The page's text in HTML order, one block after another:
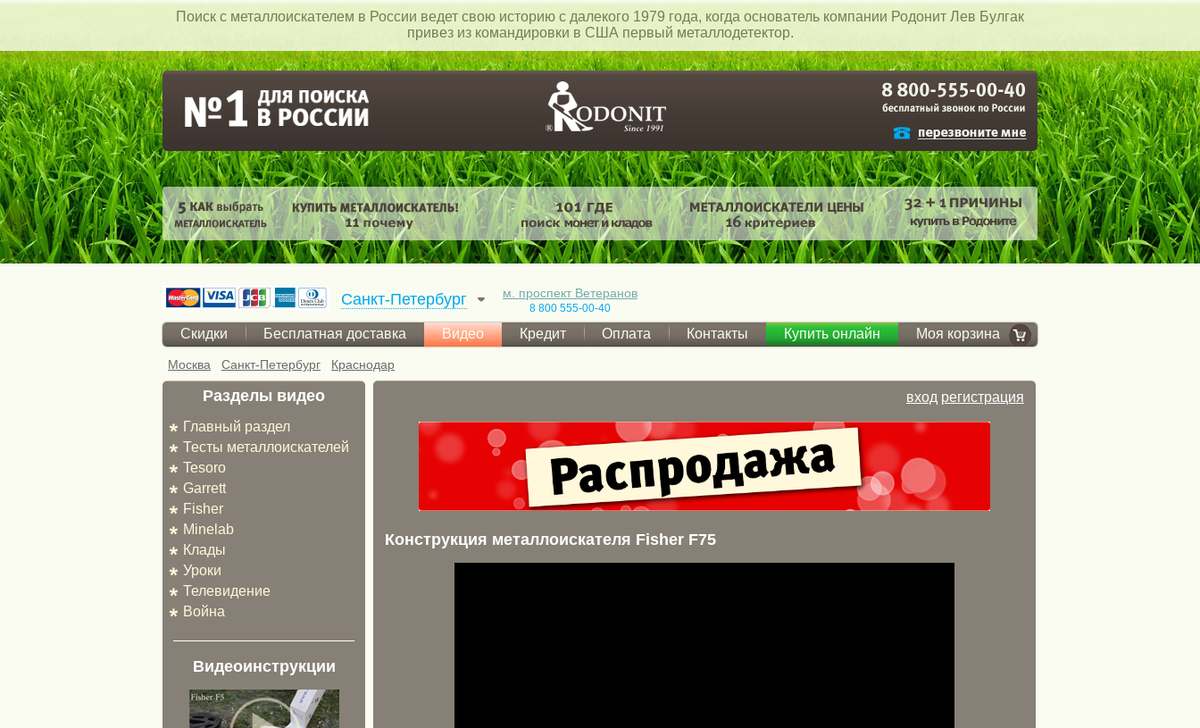
Поиск c металлоискателем в России ведет свою историю с далекого 1979 года, когда основатель компании Родонит Лев Булгак
привез из командировки в США первый металлодетектор.
Санкт-Петербург м. проспект Ветеранов
8 800 555-00-40
Скидки Бесплатная доставка Видео Кредит Оплата Контакты Купить онлайн Моя корзина
Москва Санкт-Петербург Краснодар
Разделы видео
Главный раздел
Тесты металлоискателей
Tesoro
Garrett
Fisher
Minelab
Клады
Уроки
Телевидение
Война
Видеоинструкции
вход регистрация
Конструкция металлоискателя Fisher F75